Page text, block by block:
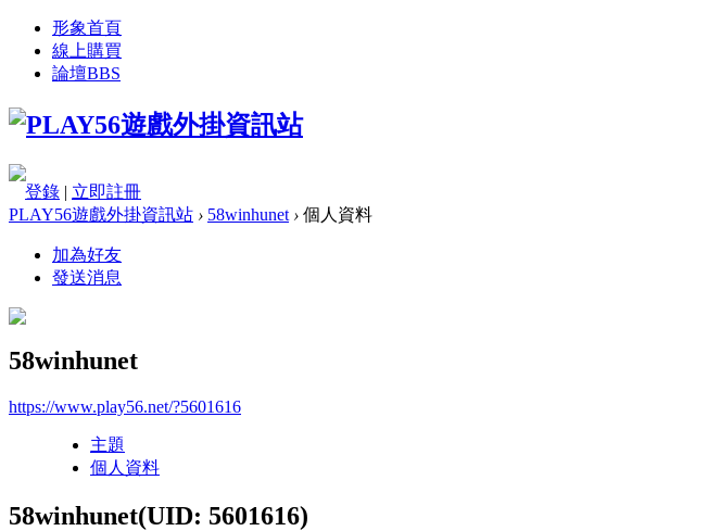
形象首頁
線上購買
論壇BBS
登錄 | 立即註冊
PLAY56遊戲外掛資訊站 › 58winhunet › 個人資料
加為好友
發送消息
58winhunet
https://www.play56.net/?5601616
主題
個人資料
58winhunet(UID: 5601616)